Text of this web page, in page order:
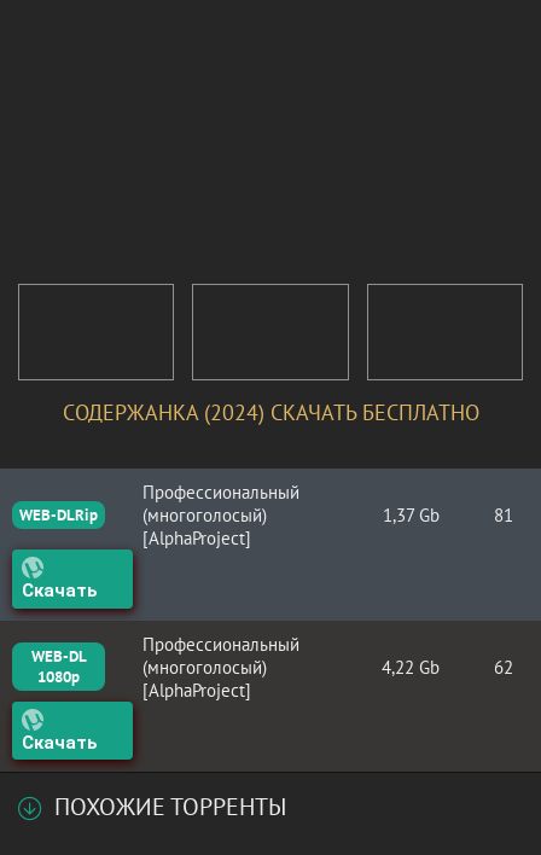
СОДЕРЖАНКА (2024) СКАЧАТЬ БЕСПЛАТНО
WEB-DLRip
Профессиональный
(многоголосый)
[AlphaProject]
1,37 Gb 81
Скачать
WEB-DL
1080p
Профессиональный
(многоголосый)
[AlphaProject]
4,22 Gb 62
Скачать
ПОХОЖИЕ ТОРРЕНТЫ